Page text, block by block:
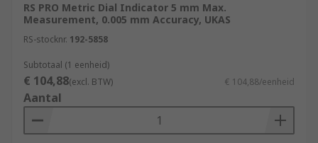
RS PRO Metric Dial Indicator 5 mm Max.
Measurement, 0.005 mm Accuracy, UKAS
RS-stocknr. 192-5858
Subtotaal (1 eenheid)
€ 104,88(excl. BTW) € 104,88/eenheid
Aantal